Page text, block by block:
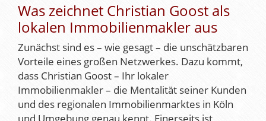
Was zeichnet Christian Goost als
lokalen Immobilienmakler aus
Zunächst sind es – wie gesagt – die unschätzbaren
Vorteile eines großen Netzwerkes. Dazu kommt,
dass Christian Goost – Ihr lokaler
Immobilienmakler– die Mentalität seiner Kunden
und des regionalen Immobilienmarktes in Köln